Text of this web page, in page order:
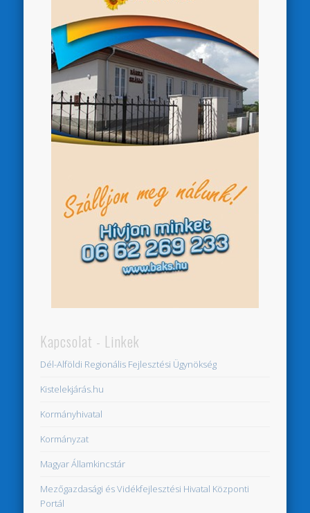
Kapcsolat - Linkek
Dél-Alföldi Regionális Fejlesztési Ügynökség
Kistelekjárás.hu
Kormányhivatal
Kormányzat
Magyar Államkincstár
Mezőgazdasági és Vidékfejlesztési Hivatal Központi
Portál